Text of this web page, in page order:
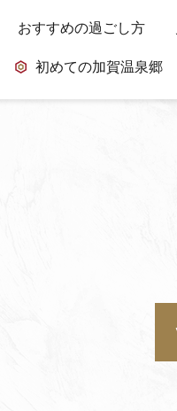
おすすめの過ごし方
初めての加賀温泉郷